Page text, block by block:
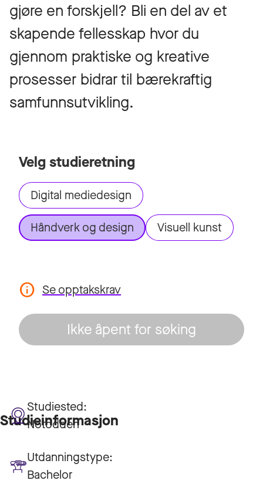
gjøre en forskjell? Bli en del av et
skapende fellesskap hvor du
gjennom praktiske og kreative
prosesser bidrar til bærekraftig
samfunnsutvikling.
Velg studieretning
Digital mediedesign
Håndverk og design Visuell kunst
Se opptakskrav
Ikke åpent for søking
Studieinformasjon
Studiested:
Notodden
Utdanningstype:
Bachelor